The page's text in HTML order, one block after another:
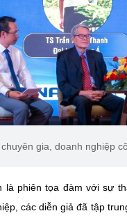
gia, doanh nghiệp
phiên tọa đàm với sự
các diễn giả đã tập